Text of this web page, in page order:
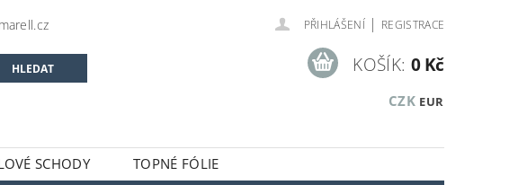
PŘIHLÁŠENÍ | REGISTRACE
CZK EUR
KOŠÍK: 0 Kč
SCHODY
TOPNÉ FÓLIE